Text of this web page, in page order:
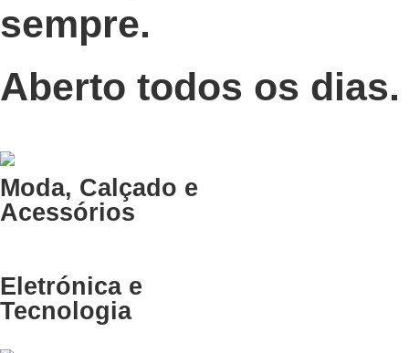
sempre.
Aberto todos os dias.
Moda, Calçado e
Acessórios
Eletrónica e
Tecnologia